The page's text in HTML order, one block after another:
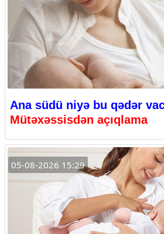
Ana südü niyə bu qədər
Mütəxəssisdən açıqlama
05-08-2026 15:29